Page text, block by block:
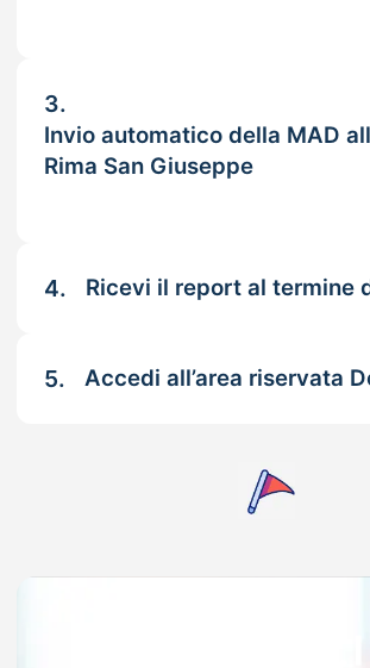
3.
Invio automatico della MAD
Rima San Giuseppe
4. Ricevi il report al termine
5. Accedi all’area riservata